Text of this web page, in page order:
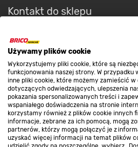
Używamy plików cookie
Wykorzystujemy pliki cookie, które są
funkcjonowania naszej strony. W przypadku
inne pliki cookie, które możemy zamieścić
dotyczących odwiedzających, ulepszenia
pokazania spersonalizowanych treści i
wspaniałego doświadczenia na stronie
korzystamy również z plików cookie innych
informacje, zebrane za ich pomocą, mogą
partnerów, którzy mogą połączyć je z
uzyskać więcej informacji na temat plików
Kontakt do sklepu
Strefa biznesu
Dołącz do nas
Metody płatności